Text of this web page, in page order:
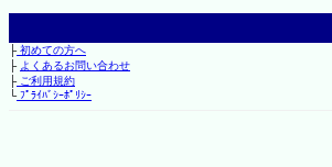
├初めての方へ
├ よくあるお問い合わせ
├ご利用規約
└ﾌﾟﾗｲﾊﾞｼｰﾎﾟﾘｼｰ